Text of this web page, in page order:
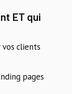
ET qui
vos clients
pages